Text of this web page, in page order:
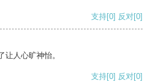
支持[0] 反对[0]
人心旷神怡。
支持[0] 反对[0]